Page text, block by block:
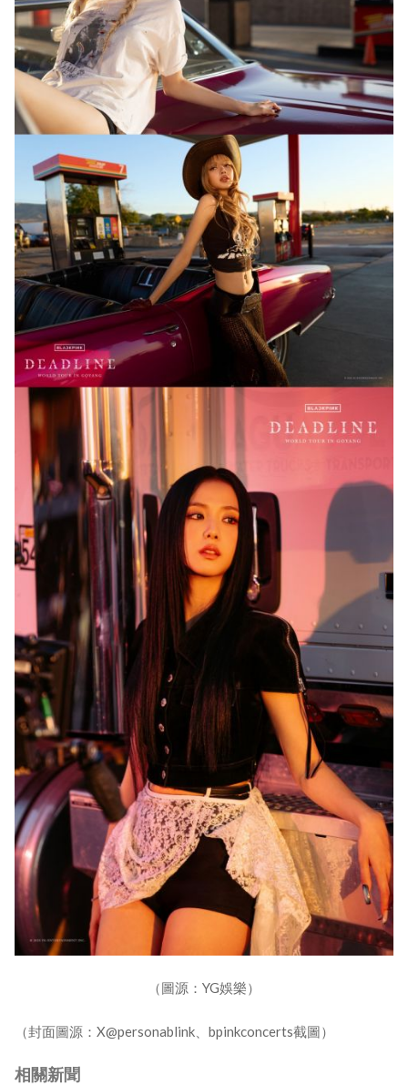
（圖源：YG娛樂）
（封面圖源：X@personablink、bpinkconcerts截圖）
相關新聞